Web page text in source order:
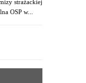
strażackiej
OSP w...